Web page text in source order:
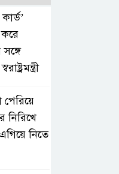
করে
পেরিয়ে
নিরিখে
নিতে